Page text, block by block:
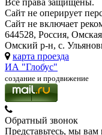
Сайт не оперирует
Сайт не включает
644528, Россия, Омская
Омский р-н, с.
карта проезда
ИА "Глобус"
создание и продвижение
Обратный звонок
Представьтесь, мы вам